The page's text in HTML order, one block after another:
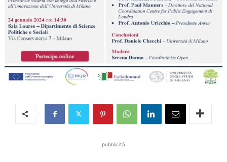
pubblicità